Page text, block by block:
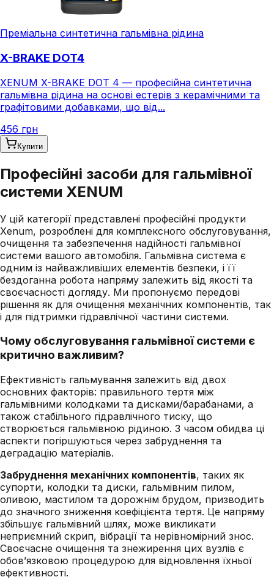
Преміальна синтетична гальмівна рідина
X-BRAKE DOT4
XENUM X-BRAKE DOT 4 — професійна синтетична
гальмівна рідина на основі естерів з керамічними та
графітовими добавками, що від...
456 грн
Купити
Професійні засоби для гальмівної
системи XENUM
У цій категорії представлені професійні продукти
Xenum, розроблені для комплексного обслуговування,
очищення та забезпечення надійності гальмівної
системи вашого автомобіля. Гальмівна система є
одним із найважливіших елементів безпеки, і її
бездоганна робота напряму залежить від якості та
своєчасності догляду. Ми пропонуємо передові
рішення як для очищення механічних компонентів, так
і для підтримки гідравлічної частини системи.
Чому обслуговування гальмівної системи є
критично важливим?
Ефективність гальмування залежить від двох
основних факторів: правильного тертя між
гальмівними колодками та дисками/барабанами, а
також стабільного гідравлічного тиску, що
створюється гальмівною рідиною. З часом обидва ці
аспекти погіршуються через забруднення та
деградацію матеріалів.
Забруднення механічних компонентів, таких як
супорти, колодки та диски, гальмівним пилом,
оливою, мастилом та дорожнім брудом, призводить
до значного зниження коефіцієнта тертя. Це напряму
збільшує гальмівний шлях, може викликати
неприємний скрип, вібрації та нерівномірний знос.
Своєчасне очищення та знежирення цих вузлів є
обов’язковою процедурою для відновлення їхньої
ефективності.